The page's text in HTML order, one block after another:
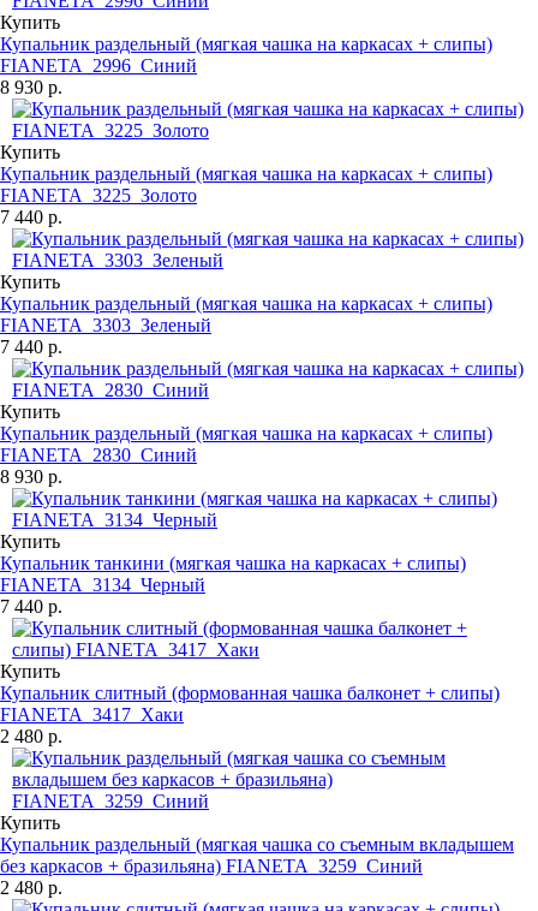
Купить
Купальник раздельный (мягкая чашка на каркасах + слипы)
FIANETA_2996_Синий
8 930 р.
Купить
Купальник раздельный (мягкая чашка на каркасах + слипы)
FIANETA_3225_Золото
7 440 р.
Купить
Купальник раздельный (мягкая чашка на каркасах + слипы)
FIANETA_3303_Зеленый
7 440 р.
Купить
Купальник раздельный (мягкая чашка на каркасах + слипы)
FIANETA_2830_Синий
8 930 р.
Купить
Купальник танкини (мягкая чашка на каркасах + слипы)
FIANETA_3134_Черный
7 440 р.
Купить
Купальник слитный (формованная чашка балконет + слипы)
FIANETA_3417_Хаки
2 480 р.
Купить
Купальник раздельный (мягкая чашка со съемным вкладышем
без каркасов + бразильяна) FIANETA_3259_Синий
2 480 р.